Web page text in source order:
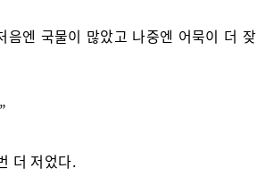
엔 국물이 많았고 나중엔 어묵이 더 잦
더 저었다.